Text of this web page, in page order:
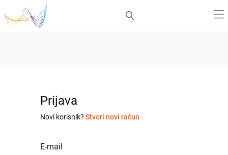
Prijava
Novi korisnik? Stvori novi račun
E-mail